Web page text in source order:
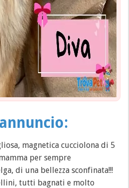
magnetica cucciolona di 5
per sempre
di una bellezza sconfinata!!!
tutti bagnati e molto